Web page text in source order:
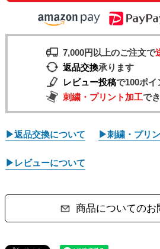
7,000円以上のご注文で
返品交換承ります
レビュー投稿で100ポイ
刺繍・プリント加工で
▶返品交換について ▶刺繍・プリ
▶レビューについて
商品についてのお